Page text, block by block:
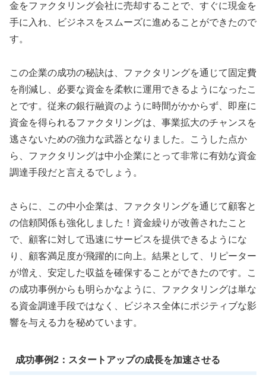
金をファクタリング会社に売却することで、すぐに現金を
手に入れ、ビジネスをスムーズに進めることができたので
す。
この企業の成功の秘訣は、ファクタリングを通じて固定費
を削減し、必要な資金を柔軟に運用できるようになったこ
とです。従来の銀行融資のように時間がかからず、即座に
資金を得られるファクタリングは、事業拡大のチャンスを
逃さないための強力な武器となりました。こうした点か
ら、ファクタリングは中小企業にとって非常に有効な資金
調達手段だと言えるでしょう。
さらに、この中小企業は、ファクタリングを通じて顧客と
の信頼関係も強化しました！資金繰りが改善されたこと
で、顧客に対して迅速にサービスを提供できるようにな
り、顧客満足度が飛躍的に向上。結果として、リピーター
が増え、安定した収益を確保することができたのです。こ
の成功事例からも明らかなように、ファクタリングは単な
る資金調達手段ではなく、ビジネス全体にポジティブな影
響を与える力を秘めています。
成功事例2：スタートアップの成長を加速させる